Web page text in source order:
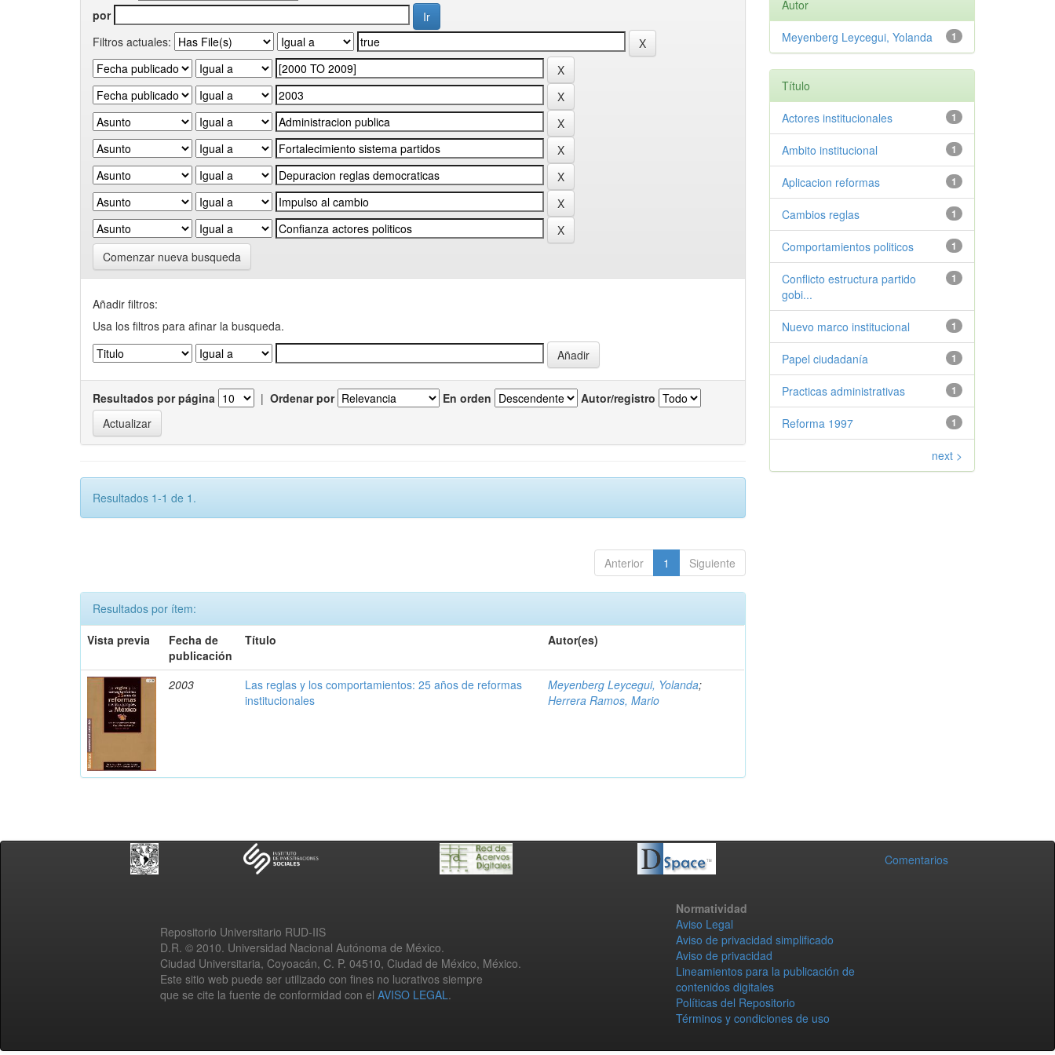
por
Filtros actuales:
Comenzar nueva busqueda
Añadir filtros:
Usa los filtros para afinar la busqueda.
Resultados por página | Ordenar por En orden Autor/registro
Resultados 1-1 de 1.
Anterior 1 Siguiente
Resultados por ítem:
Vista previa
Fecha de
publicación
Título Autor(es)
2003
Las reglas y los comportamientos: 25 años de reformas
institucionales
Meyenberg Leycegui, Yolanda;
Herrera Ramos, Mario
Autor
1
Meyenberg Leycegui, Yolanda
Título
1
Actores institucionales
1
Ambito institucional
1
Aplicacion reformas
1
Cambios reglas
1
Comportamientos politicos
1
Conflicto estructura partido
gobi...
1
Nuevo marco institucional
1
Papel ciudadanía
1
Practicas administrativas
1
Reforma 1997
next >
Comentarios
Repositorio Universitario RUD-IIS
D.R. © 2010. Universidad Nacional Autónoma de México.
Ciudad Universitaria, Coyoacán, C. P. 04510, Ciudad de México, México.
Este sitio web puede ser utilizado con fines no lucrativos siempre
que se cite la fuente de conformidad con el AVISO LEGAL.
Normatividad
Aviso Legal
Aviso de privacidad simplificado
Aviso de privacidad
Lineamientos para la publicación de
contenidos digitales
Políticas del Repositorio
Términos y condiciones de uso